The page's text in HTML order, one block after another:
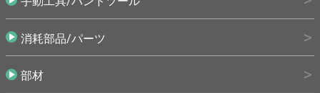
消耗部品/パーツ
部材